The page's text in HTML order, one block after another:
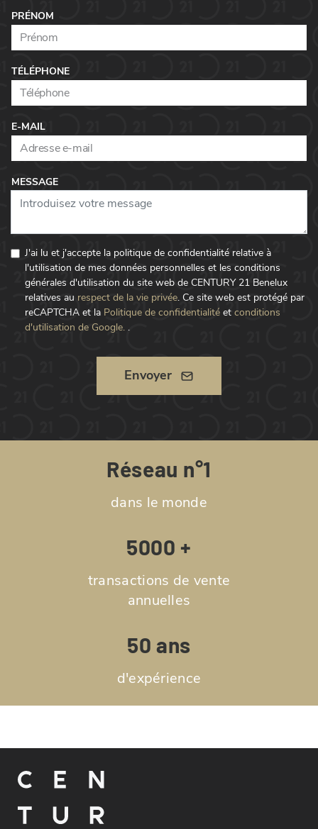
PRÉNOM
TÉLÉPHONE
E-MAIL
MESSAGE
J'ai lu et j'accepte la politique de confidentialité relative à
l'utilisation de mes données personnelles et les conditions
générales d'utilisation du site web de CENTURY 21 Benelux
relatives au respect de la vie privée. Ce site web est protégé par
reCAPTCHA et la Politique de confidentialité et conditions
d'utilisation de Google. .
Envoyer
Réseau n°1
dans le monde
5000 +
transactions de vente
annuelles
50 ans
d'expérience